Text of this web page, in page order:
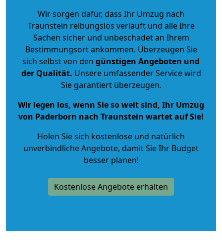
Wir sorgen dafür, dass Ihr Umzug nach
Traunstein reibungslos verläuft und alle Ihre
Sachen sicher und unbeschadet an Ihrem
Bestimmungsort ankommen. Überzeugen Sie
sich selbst von den günstigen Angeboten und
der Qualität. Unsere umfassender Service wird
Sie garantiert überzeugen.
Wir legen los, wenn Sie so weit sind, Ihr Umzug
von Paderborn nach Traunstein wartet auf Sie!
Holen Sie sich kostenlose und natürlich
unverbindliche Angebote, damit Sie Ihr Budget
besser planen!
Kostenlose Angebote erhalten